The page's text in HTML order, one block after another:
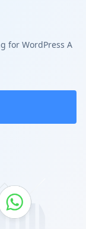
for WordPress A